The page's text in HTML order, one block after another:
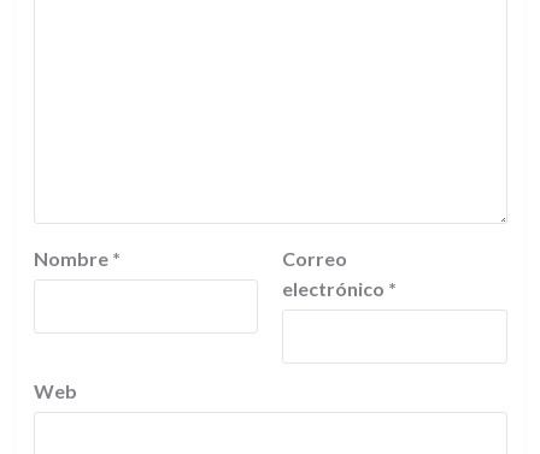
Nombre *
Correo
electrónico *
Web